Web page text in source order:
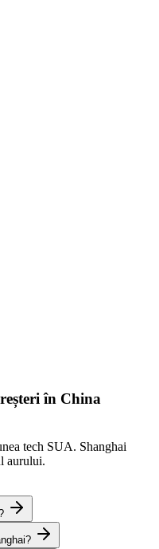
în China
tech SUA. Shanghai
aurului.